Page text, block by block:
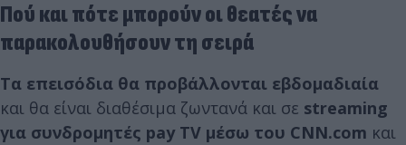
Πού και πότε μπορούν οι θεατές να
παρακολουθήσουν τη σειρά
Τα επεισόδια θα προβάλλονται εβδομαδιαία
και θα είναι διαθέσιμα ζωντανά και σε streaming
για συνδρομητές pay TV μέσω του CNN.com και